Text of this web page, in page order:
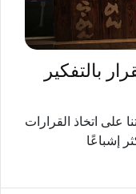
بالتفكير
على اتخاذ القرارات
إشباعًا